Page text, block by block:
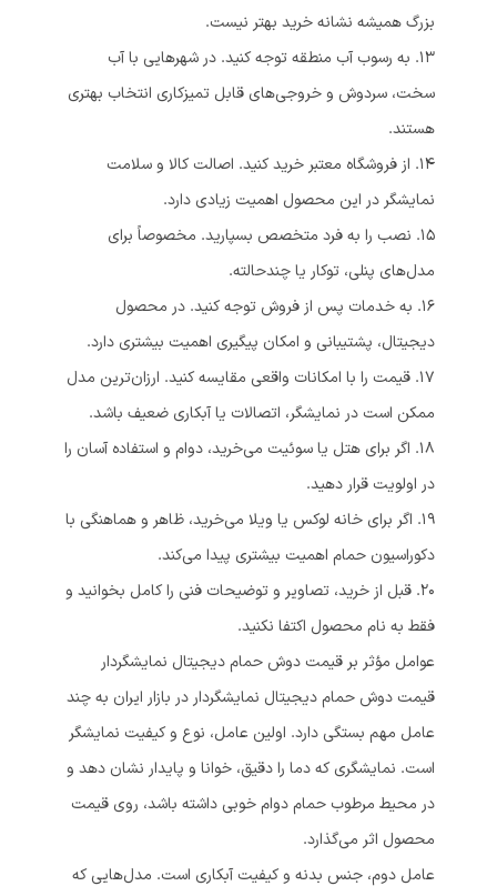
بزرگ همیشه نشانه خرید بهتر نیست.
۱۳. به رسوب آب منطقه توجه کنید. در شهرهایی با آب
سخت، سردوش و خروجی‌های قابل تمیزکاری انتخاب بهتری
هستند.
۱۴. از فروشگاه معتبر خرید کنید. اصالت کالا و سلامت
نمایشگر در این محصول اهمیت زیادی دارد.
۱۵. نصب را به فرد متخصص بسپارید. مخصوصاً برای
مدل‌های پنلی، توکار یا چندحالته.
۱۶. به خدمات پس از فروش توجه کنید. در محصول
دیجیتال، پشتیبانی و امکان پیگیری اهمیت بیشتری دارد.
۱۷. قیمت را با امکانات واقعی مقایسه کنید. ارزان‌ترین مدل
ممکن است در نمایشگر، اتصالات یا آبکاری ضعیف باشد.
۱۸. اگر برای هتل یا سوئیت می‌خرید، دوام و استفاده آسان را
در اولویت قرار دهید.
۱۹. اگر برای خانه لوکس یا ویلا می‌خرید، ظاهر و هماهنگی با
دکوراسیون حمام اهمیت بیشتری پیدا می‌کند.
۲۰. قبل از خرید، تصاویر و توضیحات فنی را کامل بخوانید و
فقط به نام محصول اکتفا نکنید.
عوامل مؤثر بر قیمت دوش حمام دیجیتال نمایشگردار
قیمت دوش حمام دیجیتال نمایشگردار در بازار ایران به چند
عامل مهم بستگی دارد. اولین عامل، نوع و کیفیت نمایشگر
است. نمایشگری که دما را دقیق، خوانا و پایدار نشان دهد و
در محیط مرطوب حمام دوام خوبی داشته باشد، روی قیمت
محصول اثر می‌گذارد.
عامل دوم، جنس بدنه و کیفیت آبکاری است. مدل‌هایی که